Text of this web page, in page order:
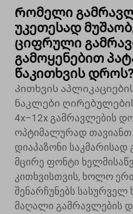
Რომელი
უკეთესად
ციფრული
გამოყენებით
წაკითხვის დროს?
Კითხვის
ნაკლები
4x–12x გამრავლების
ოპტიმალურად თავიანთ
დიაპაზონი
მცირე ფონტი
კითხვისთვის, ხოლო
შენარჩუნებს
მაღალი გამრავლების